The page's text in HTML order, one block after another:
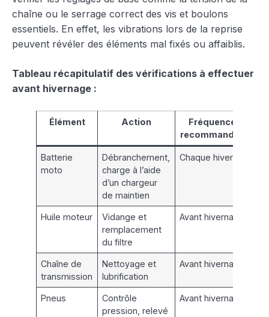
chaîne ou le serrage correct des vis et boulons
essentiels. En effet, les vibrations lors de la reprise
peuvent révéler des éléments mal fixés ou affaiblis.
Tableau récapitulatif des vérifications à effectuer
avant hivernage :
Élément Action
Fréquence
recommandée
Batterie
moto
Débranchement,
charge à l’aide
d’un chargeur
de maintien
Chaque hiver
Huile moteur
Vidange et
remplacement
du filtre
Avant hivernage
Chaîne de
transmission
Nettoyage et
lubrification
Avant hivernage
Pneus
Contrôle
pression, relevé
Avant hivernage